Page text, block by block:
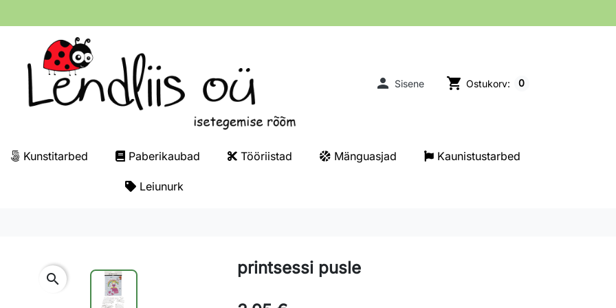
 Sisene shopping_cart Ostukorv: 0
Kunstitarbed Paberikaubad Tööriistad Mänguasjad Kaunistustarbed
Leiunurk
search
printsessi pusle